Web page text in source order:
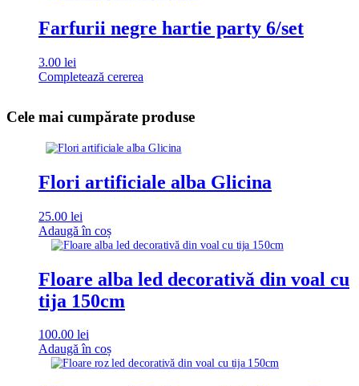
Farfurii negre hartie party 6/set
3.00 lei
Completează cererea
Cele mai cumpărate produse
Flori artificiale alba Glicina
25.00 lei
Adaugă în coș
Floare alba led decorativă din voal cu
tija 150cm
100.00 lei
Adaugă în coș